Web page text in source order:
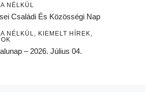
NÉLKÜL
Családi És Közösségi Nap
NÉLKÜL, KIEMELT HÍREK,
– 2026. Július 04.